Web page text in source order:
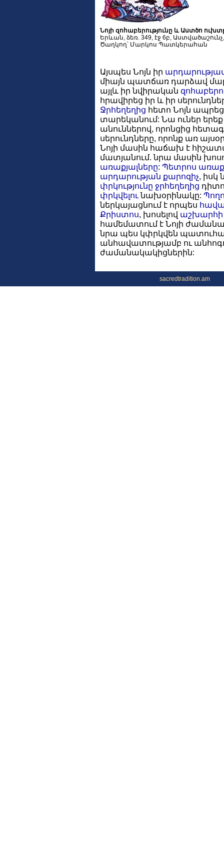
Նոյի զոհաբերությունը և Աստծո
Երևան, ձեռ. 349, էջ 6բ,
Ծաղկող՝ Մարկոս Պատկերահան
Այսպես Նոյն իր
միայն պատճառ դարձավ
այլև իր նվիրական
հրավիրեց իր և իր
Ջրհեղեղից հետո Նոյն
տարեկանում: Նա ուներ
անուններով, որոնցից
սերունդները, որոնք առ
Նոյի մասին հաճախ է
մատյանում. նրա մասին
առաքյալները: Պետրոս
արդարության քարոզիչ, իսկ
փրկությունը ջրհեղեղից
փրկվելունախօրինակը:
ներկայացնում է որպես
Քրիստոս, խոսելով
համեմատում է Նոյի
նրա պես կփրկվեն
անհավատությամբ ու
ժամանակակիցներին:
sacredtradition.am